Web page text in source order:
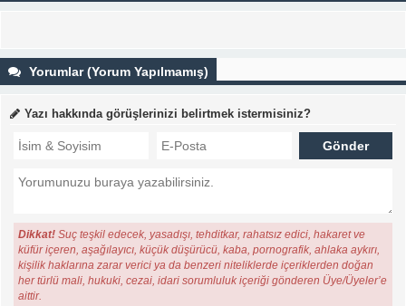
Yorumlar (Yorum Yapılmamış)
Yazı hakkında görüşlerinizi belirtmek istermisiniz?
Dikkat! Suç teşkil edecek, yasadışı, tehditkar, rahatsız edici, hakaret ve
küfür içeren, aşağılayıcı, küçük düşürücü, kaba, pornografik, ahlaka aykırı,
kişilik haklarına zarar verici ya da benzeri niteliklerde içeriklerden doğan
her türlü mali, hukuki, cezai, idari sorumluluk içeriği gönderen Üye/Üyeler’e
aittir.